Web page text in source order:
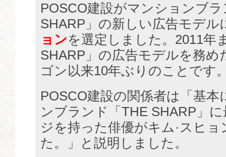
POSCO建設がマンションブ
SHARP」の新しい広告モデル
ョンを選定しました。2011年
SHARP」の広告モデルを務め
ゴン以来10年ぶりのことです
POSCO建設の関係者は「基
ンブランド「THE SHARP」
ジを持った俳優がキム·スヒ
た。」と説明しました。